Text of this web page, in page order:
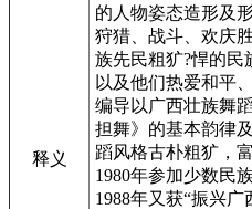
释义
的人物姿态造形及
狩猎、战斗、欢庆
族先民粗犷?悍的民
以及他们热爱和平
编导以广西壮族舞
担舞》的基本韵律
蹈风格古朴粗犷，
1980年参加少数民
1988年又获“振兴广